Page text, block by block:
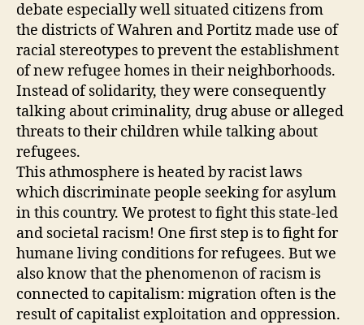
debate especially well situated citizens from
the districts of Wahren and Portitz made use of
racial stereotypes to prevent the establishment
of new refugee homes in their neighborhoods.
Instead of solidarity, they were consequently
talking about criminality, drug abuse or alleged
threats to their children while talking about
refugees.
This athmosphere is heated by racist laws
which discriminate people seeking for asylum
in this country. We protest to fight this state-led
and societal racism! One first step is to fight for
humane living conditions for refugees. But we
also know that the phenomenon of racism is
connected to capitalism: migration often is the
result of capitalist exploitation and oppression.